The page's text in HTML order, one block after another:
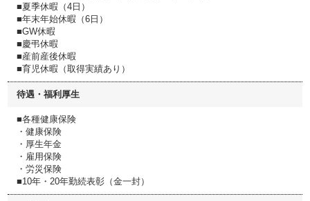
■夏季休暇（4日）
■年末年始休暇（6日）
■GW休暇
■慶弔休暇
■産前産後休暇
■育児休暇（取得実績あり）
待遇・福利厚生
■各種健康保険
・健康保険
・厚生年金
・雇用保険
・労災保険
■10年・20年勤続表彰（金一封）